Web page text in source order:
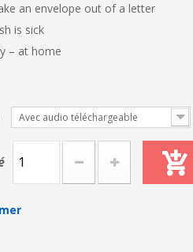
an envelope out of a letter
is sick
– at home
Avec audio téléchargeable